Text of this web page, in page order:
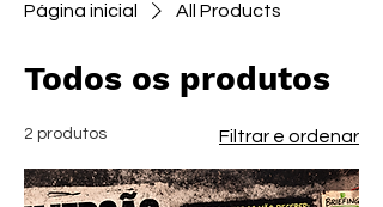
Página inicial All Products
Todos os produtos
2 produtos Filtrar e ordenar